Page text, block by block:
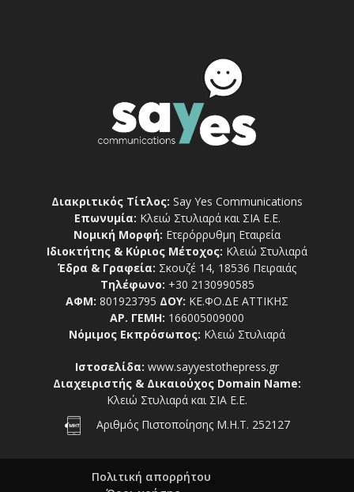
Διακριτικός Τίτλος: Say Yes Communications
Επωνυμία: Κλειώ Στυλιαρά και ΣΙΑ Ε.Ε.
Νομική Μορφή: Ετερόρρυθμη Εταιρεία
Ιδιοκτήτης & Κύριος Μέτοχος: Κλειώ Στυλιαρά
Έδρα & Γραφεία: Σκουζέ 14, 18536 Πειραιάς
Τηλέφωνο: +30 2130990585
ΑΦΜ: 801923795 ΔΟΥ: ΚΕ.ΦΟ.ΔΕ ΑΤΤΙΚΗΣ
ΑΡ. ΓΕΜΗ: 166005009000
Νόμιμος Εκπρόσωπος: Κλειώ Στυλιαρά
Ιστοσελίδα: www.sayyestothepress.gr
Διαχειριστής & Δικαιούχος Domain Name:
Κλειώ Στυλιαρά και ΣΙΑ Ε.Ε.
Αριθμός Πιστοποίησης Μ.Η.Τ. 252127
Πολιτική απορρήτου